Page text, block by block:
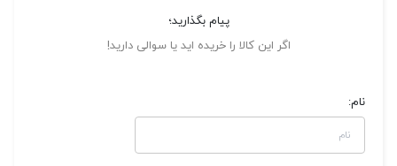
پیام بگذارید؛
اگر این کالا را خریده اید یا سوالی دارید!
نام: